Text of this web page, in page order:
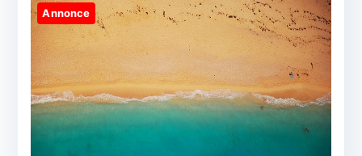
Annonce